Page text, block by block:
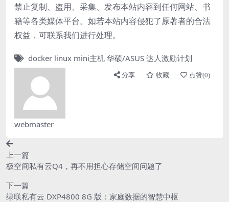
禁止复制、盗用、采集、发布本站内容到任何网站、书
籍等各类媒体平台。如若本站内容侵犯了原著者的合法
权益，可联系我们进行处理。
docker linux mini主机 华硕/ASUS 达人激励计划
webmaster
分享 收藏 点赞(0)
上一篇
极空间私有云Q4，再不用担心存储空间问题了
下一篇
绿联私有云 DXP4800 8G 版：家庭数据的智慧中枢